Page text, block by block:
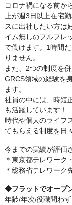
コロナ禍になる前か
上が週3日以上在宅
スに出社したい方は
イム無しのフルフレ
で働けます。1時間
りません。
また、2つの制度を
GRCS領域の経験を
ます。
社員の中には、時短
も活躍しています！
時代や個人のライフ
てもらえる制度を日
今までの実績が評価
＊東京都テレワーク
＊総務省テレワーク
◆フラットでオープ
年齢/年次/役職問わ